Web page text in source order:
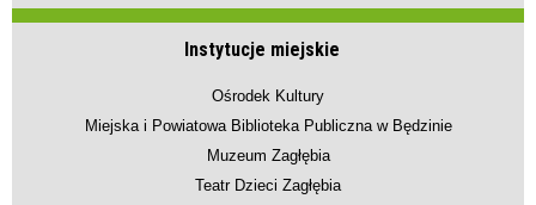
Instytucje miejskie
Ośrodek Kultury
Miejska i Powiatowa Biblioteka Publiczna w Będzinie
Muzeum Zagłębia
Teatr Dzieci Zagłębia